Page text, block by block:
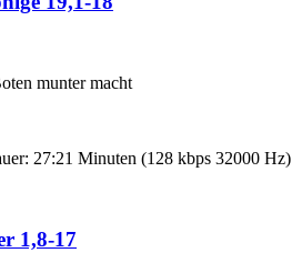
munter macht
27:21 Minuten (128 kbps 32000 Hz)
1,8-17